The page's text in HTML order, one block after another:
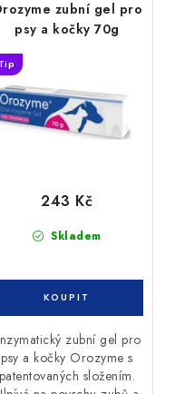
zubní gel pro
psy a kočky 70g
Tip
Skladem
243 Kč
zubní gel pro
psy a kočky Orozyme s
patentovaných složením.